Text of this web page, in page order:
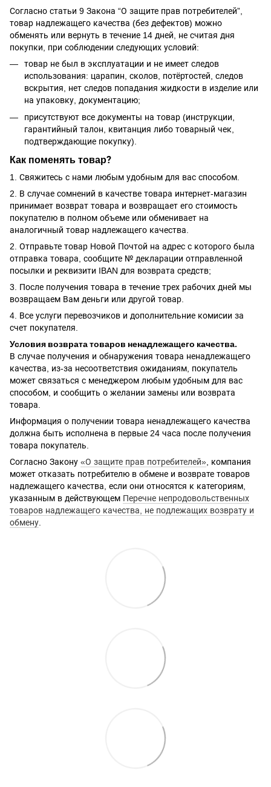
Согласно статьи 9 Закона “О защите прав потребителей”,
товар надлежащего качества (без дефектов) можно
обменять или вернуть в течение 14 дней, не считая дня
покупки, при соблюдении следующих условий:
товар не был в эксплуатации и не имеет следов
использования: царапин, сколов, потёртостей, следов
вскрытия, нет следов попадания жидкости в изделие или
на упаковку, документацию;
присутствуют все документы на товар (инструкции,
гарантийный талон, квитанция либо товарный чек,
подтверждающие покупку).
Как поменять товар?
1. Свяжитесь с нами любым удобным для вас способом.
2. В случае сомнений в качестве товара интернет-магазин
принимает возврат товара и возвращает его стоимость
покупателю в полном объеме или обменивает на
аналогичный товар надлежащего качества.
2. Отправьте товар Новой Почтой на адрес с которого была
отправка товара, сообщите № декларации отправленной
посылки и реквизити IBAN для возврата средств;
3. После получения товара в течение трех рабочих дней мы
возвращаем Вам деньги или другой товар.
4. Все услуги перевозчиков и дополнительние комисии за
счет покупателя.
Условия возврата товаров ненадлежащего качества.
В случае получения и обнаружения товара ненадлежащего
качества, из-за несоответствия ожиданиям, покупатель
может связаться с менеджером любым удобным для вас
способом, и сообщить о желании замены или возврата
товара.
Информация о получении товара ненадлежащего качества
должна быть исполнена в первые 24 часа после получения
товара покупатель.
Согласно Закону «О защите прав потребителей» , компания
может отказать потребителю в обмене и возврате товаров
надлежащего качества, если они относятся к категориям,
указанным в действующем Перечне непродовольственных
товаров надлежащего качества, не подлежащих возврату и
обмену